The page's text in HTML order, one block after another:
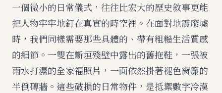
一個微小的日常儀式，往往比宏大的歷史敘事更能
把人物牢牢地釘在真實的時空裡。在面對地震廢墟
時，我們同樣需要那些具體的、帶有粗糙生活質感
的細節。一雙在斷垣殘壁中露出的舊拖鞋，一張被
雨水打濕的全家福照片，一面依然掛著褪色窗簾的
半倒磚牆。這些破損的日常物件，是抵禦數字冷漠